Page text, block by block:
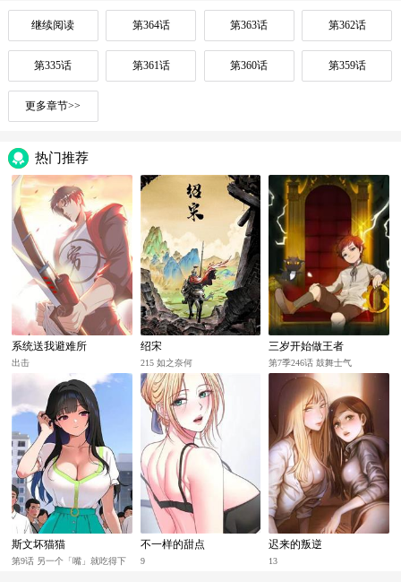
继续阅读 第364话 第363话 第362话
第335话 第361话 第360话 第359话
更多章节>>
热门推荐
系统送我避难所
出击
绍宋
215 如之奈何
三岁开始做王者
第7季246话 鼓舞士气
斯文坏猫猫
第9话 另一个「嘴」就吃得下
不一样的甜点
9
迟来的叛逆
13